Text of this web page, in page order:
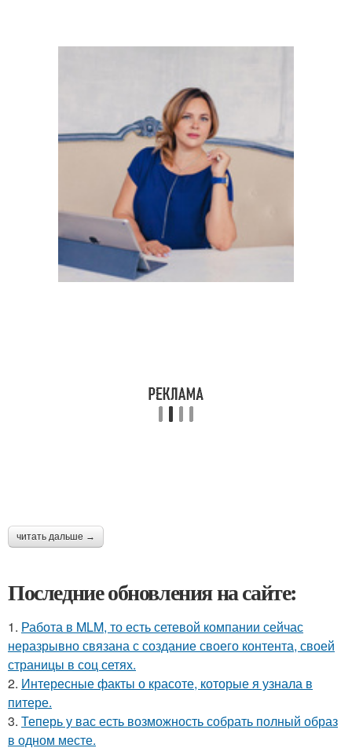
читать дальше →
Последние обновления на сайте:
1. Работа в MLM, то есть сетевой компании сейчас
неразрывно связана с создание своего контента, своей
страницы в соц сетях.
2. Интересные факты о красоте, которые я узнала в
питере.
3. Теперь у вас есть возможность собрать полный образ
в одном месте.